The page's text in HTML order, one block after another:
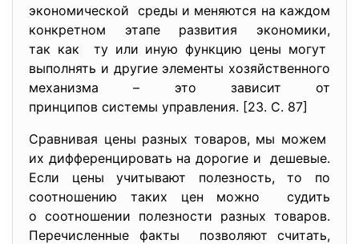
экономической среды и меняются на каждом
конкретном этапе развития экономики,
так как ту или иную функцию цены могут
выполнять и другие элементы хозяйственного
механизма – это зависит от
принципов системы управления. [23. С. 87]
Сравнивая цены разных товаров, мы можем
их дифференцировать на дорогие и дешевые.
Если цены учитывают полезность, то по
соотношению таких цен можно судить
о соотношении полезности разных товаров.
Перечисленные факты позволяют считать,